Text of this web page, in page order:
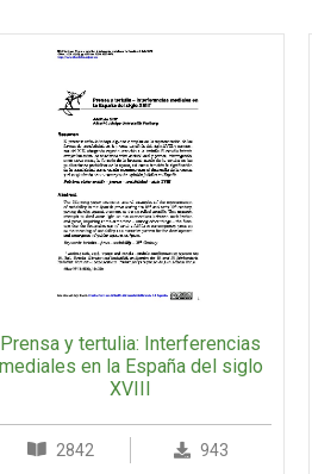
Prensa y tertulia: Interferencias
mediales en la España del siglo
XVIII
2842 943